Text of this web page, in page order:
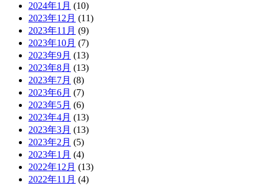
2024年1月 (10)
2023年12月 (11)
2023年11月 (9)
2023年10月 (7)
2023年9月 (13)
2023年8月 (13)
2023年7月 (8)
2023年6月 (7)
2023年5月 (6)
2023年4月 (13)
2023年3月 (13)
2023年2月 (5)
2023年1月 (4)
2022年12月 (13)
2022年11月 (4)